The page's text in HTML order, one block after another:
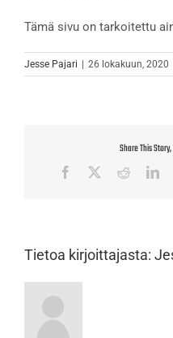
Tämä sivu on tarkoitettu
Jesse Pajari | 26 lokakuun, 2020
Share This
Facebook Reddit
Tietoa kirjoittajasta: